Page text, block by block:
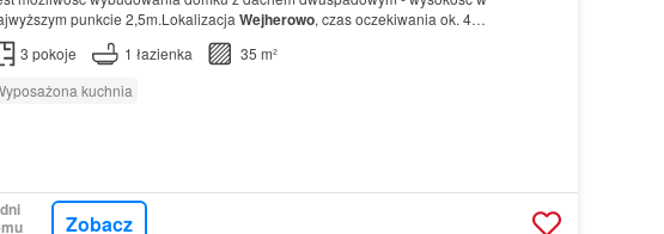
punkcie 2,5m.Lokalizacja Wejherowo, czas oczekiwania ok. 4
drewniane
pokojowe
3 pokoje 1 łazienka
35 m²
kuchnia
Zobacz